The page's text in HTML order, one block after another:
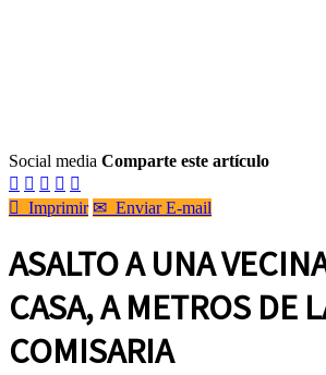
Social media Comparte este artículo
    
 Imprimir ✉ Enviar E-mail
ASALTO A UNA
CASA, A METROS DE
COMISARIA